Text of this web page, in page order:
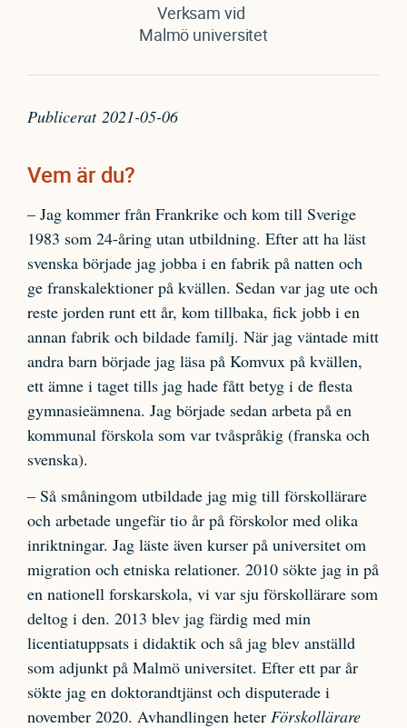
Verksam vid
Malmö universitet
Publicerat 2021-05-06
Vem är du?
– Jag kommer från Frankrike och kom till Sverige
1983 som 24-åring utan utbildning. Efter att ha läst
svenska började jag jobba i en fabrik på natten och
ge franskalektioner på kvällen. Sedan var jag ute och
reste jorden runt ett år, kom tillbaka, fick jobb i en
annan fabrik och bildade familj. När jag väntade mitt
andra barn började jag läsa på Komvux på kvällen,
ett ämne i taget tills jag hade fått betyg i de flesta
gymnasieämnena. Jag började sedan arbeta på en
kommunal förskola som var tvåspråkig (franska och
svenska).
– Så småningom utbildade jag mig till förskollärare
och arbetade ungefär tio år på förskolor med olika
inriktningar. Jag läste även kurser på universitet om
migration och etniska relationer. 2010 sökte jag in på
en nationell forskarskola, vi var sju förskollärare som
deltog i den. 2013 blev jag färdig med min
licentiatuppsats i didaktik och så jag blev anställd
som adjunkt på Malmö universitet. Efter ett par år
sökte jag en doktorandtjänst och disputerade i
november 2020. Avhandlingen heter Förskollärare